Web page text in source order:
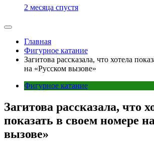
2 месяца спустя
Главная
Фигурное катание
Загитова рассказала, что хотела
на «Русском вызове»
Фигурное катание
Загитова рассказала, что
показать в своем номере
вызове»